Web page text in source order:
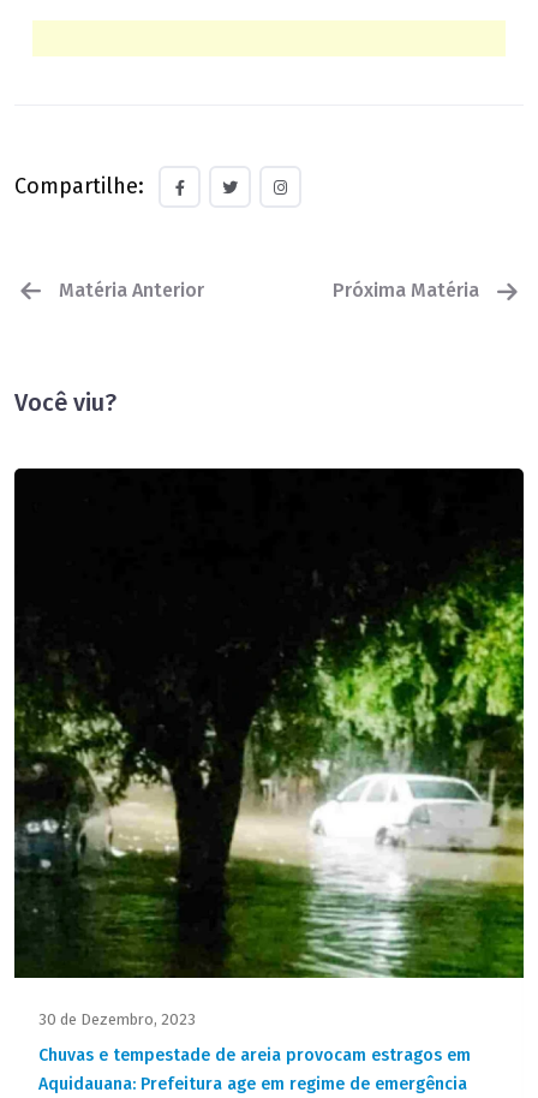
Compartilhe:
Matéria Anterior Próxima Matéria
Você viu?
30 de Dezembro, 2023
Chuvas e tempestade de areia provocam estragos em
Aquidauana: Prefeitura age em regime de emergência